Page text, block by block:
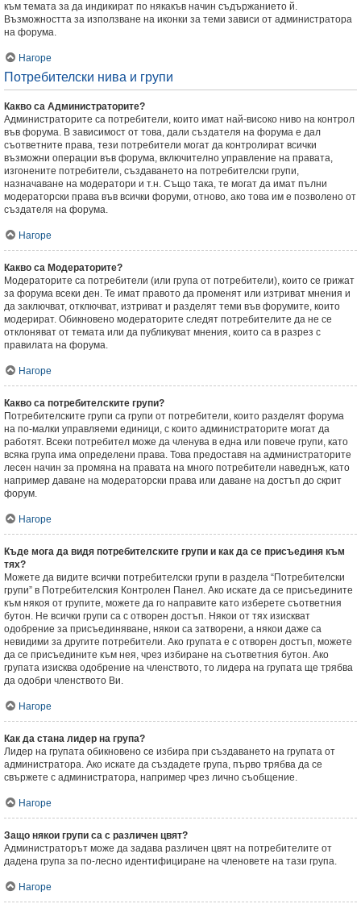
към темата за да индикират по някакъв начин съдържанието й.
Възможността за използване на иконки за теми зависи от администратора
на форума.
Нагоре
Потребителски нива и групи
Какво са Администраторите?
Администраторите са потребители, които имат най-високо ниво на контрол
във форума. В зависимост от това, дали създателя на форума е дал
съответните права, тези потребители могат да контролират всички
възможни операции във форума, включително управление на правата,
изгонените потребители, създаването на потребителски групи,
назначаване на модератори и т.н. Също така, те могат да имат пълни
модераторски права във всички форуми, отново, ако това им е позволено от
създателя на форума.
Нагоре
Какво са Модераторите?
Модераторите са потребители (или група от потребители), които се грижат
за форума всеки ден. Те имат правото да променят или изтриват мнения и
да заключват, отключват, изтриват и разделят теми във форумите, които
модерират. Обикновено модераторите следят потребителите да не се
отклоняват от темата или да публикуват мнения, които са в разрез с
правилата на форума.
Нагоре
Какво са потребителските групи?
Потребителските групи са групи от потребители, които разделят форума
на по-малки управляеми единици, с които администраторите могат да
работят. Всеки потребител може да членува в една или повече групи, като
всяка група има определени права. Това предоставя на администраторите
лесен начин за промяна на правата на много потребители наведнъж, като
например даване на модераторски права или даване на достъп до скрит
форум.
Нагоре
Къде мога да видя потребителските групи и как да се присъединя към
тях?
Можете да видите всички потребителски групи в раздела “Потребителски
групи” в Потребителския Контролен Панел. Ако искате да се присъедините
към някоя от групите, можете да го направите като изберете съответния
бутон. Не всички групи са с отворен достъп. Някои от тях изискват
одобрение за присъединяване, някои са затворени, а някои даже са
невидими за другите потребители. Ако групата е с отворен достъп, можете
да се присъедините към нея, чрез избиране на съответния бутон. Ако
групата изисква одобрение на членството, то лидера на групата ще трябва
да одобри членството Ви.
Нагоре
Как да стана лидер на група?
Лидер на групата обикновено се избира при създаването на групата от
администратора. Ако искате да създадете група, първо трябва да се
свържете с администратора, например чрез лично съобщение.
Нагоре
Защо някои групи са с различен цвят?
Администраторът може да задава различен цвят на потребителите от
дадена група за по-лесно идентифициране на членовете на тази група.
Нагоре